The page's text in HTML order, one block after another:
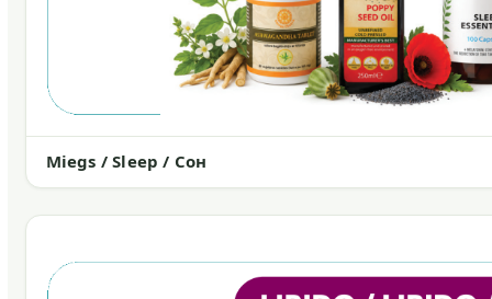
Miegs / Sleep / Сон